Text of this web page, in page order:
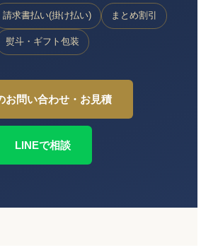
請求書払い(掛け払い) まとめ割引
熨斗・ギフト包装
お問い合わせ・お見積
LINEで相談